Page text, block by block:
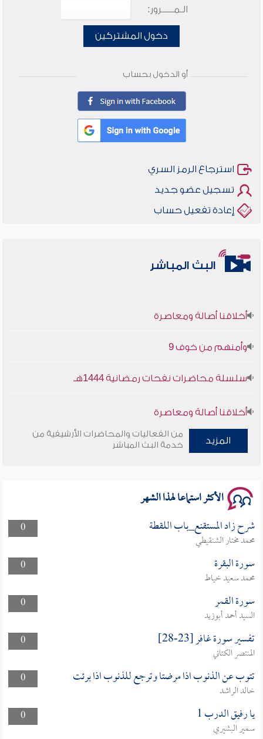
الـمـــــرور:
دخول المشتركين
أو الدخول بحساب
استرجاع الرمز السري
تسجيل عضو جديد
إعادة تفعيل حساب
البث المباشر
أخلاقنا أصالة ومعاصرة
وأمنهم من خوف 9
سلسلة محاضرات نفحات رمضانية 1444هـ
أخلاقنا أصالة ومعاصرة
وأمنهم من خوف 9
المزيد
من الفعاليات والمحاضرات الأرشيفية من
خدمة البث المباشر
الأكثر استماعا لهذا الشهر
0 شرح زاد المستقنع_باب اللقطة
محمد مختار الشنقيطي
0
سورة البقرة
محمد سعيد خياط
0
سورة القمر
السيد أحمد أبوزيد
0
تفسير سورة غافر [23-28]
المنتصر الكتاني
0
تتوب عن الذنوب اذا مرضتا وترجع للذنوب اذا برئت
خالد الراشد
0
يا رفيق الدرب 1
سمير البشيري